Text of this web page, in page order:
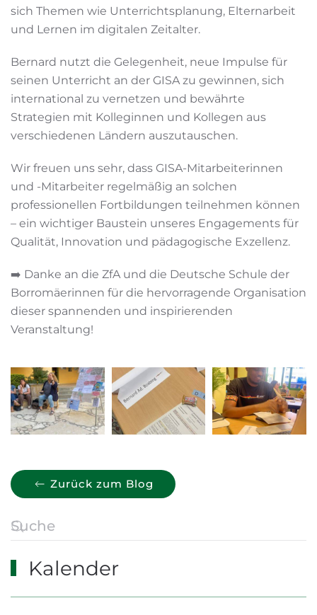
sich Themen wie Unterrichtsplanung, Elternarbeit
und Lernen im digitalen Zeitalter.
Bernard nutzt die Gelegenheit, neue Impulse für
seinen Unterricht an der GISA zu gewinnen, sich
international zu vernetzen und bewährte
Strategien mit Kolleginnen und Kollegen aus
verschiedenen Ländern auszutauschen.
Wir freuen uns sehr, dass GISA-Mitarbeiterinnen
und -Mitarbeiter regelmäßig an solchen
professionellen Fortbildungen teilnehmen können
– ein wichtiger Baustein unseres Engagements für
Qualität, Innovation und pädagogische Exzellenz.
➡️ Danke an die ZfA und die Deutsche Schule der
Borromäerinnen für die hervorragende Organisation
dieser spannenden und inspirierenden
Veranstaltung!
Zurück zum Blog
Kalender